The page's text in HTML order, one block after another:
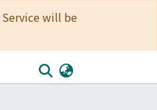
Service will be